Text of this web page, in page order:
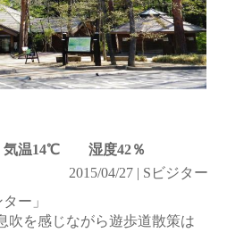
温14℃ 湿度42％
2015/04/27 | Sビジター
ー」
を感じながら遊歩道散策は